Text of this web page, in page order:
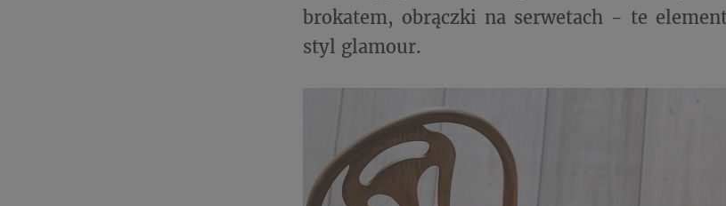
brokatem, obrączki na serwetach - te
styl glamour.